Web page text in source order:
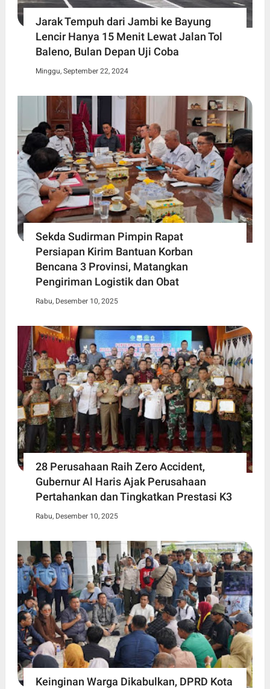
Jarak Tempuh dari Jambi ke Bayung
Lencir Hanya 15 Menit Lewat Jalan Tol
Baleno, Bulan Depan Uji Coba
Minggu, September 22, 2024
Sekda Sudirman Pimpin Rapat
Persiapan Kirim Bantuan Korban
Bencana 3 Provinsi, Matangkan
Pengiriman Logistik dan Obat
Rabu, Desember 10, 2025
28 Perusahaan Raih Zero Accident,
Gubernur Al Haris Ajak Perusahaan
Pertahankan dan Tingkatkan Prestasi K3
Rabu, Desember 10, 2025
Keinginan Warga Dikabulkan, DPRD Kota